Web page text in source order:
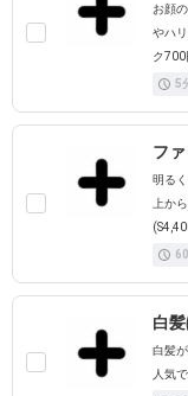
お顔
やハ
ク
5
フ
明る
上か
60
白
白髪
人気